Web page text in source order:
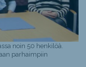
noin 50 henkilöä.
parhaimpiin